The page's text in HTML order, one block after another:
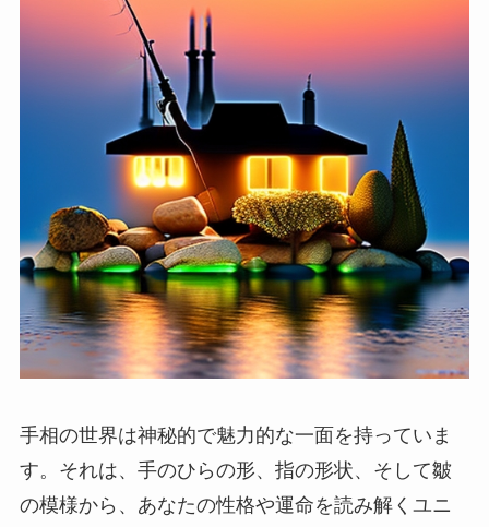
手相の世界は神秘的で魅力的な一面を持っていま
す。それは、手のひらの形、指の形状、そして皺
の模様から、あなたの性格や運命を読み解くユニ